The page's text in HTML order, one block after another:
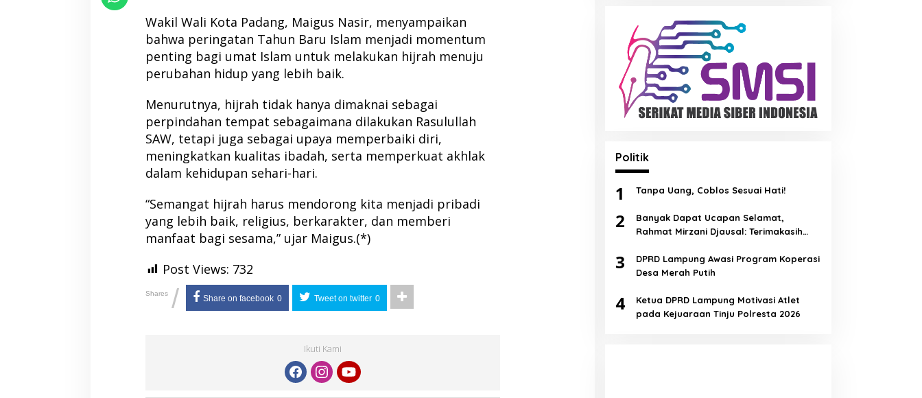
Wakil Wali Kota Padang, Maigus Nasir, menyampaikan
bahwa peringatan Tahun Baru Islam menjadi momentum
penting bagi umat Islam untuk melakukan hijrah menuju
perubahan hidup yang lebih baik.
Menurutnya, hijrah tidak hanya dimaknai sebagai
perpindahan tempat sebagaimana dilakukan Rasulullah
SAW, tetapi juga sebagai upaya memperbaiki diri,
meningkatkan kualitas ibadah, serta memperkuat akhlak
dalam kehidupan sehari-hari.
“Semangat hijrah harus mendorong kita menjadi pribadi
yang lebih baik, religius, berkarakter, dan memberi
manfaat bagi sesama,” ujar Maigus.(*)
Post Views: 732
Shares / Share on facebook 0 Tweet on twitter 0
Ikuti Kami
Politik
1 Tanpa Uang, Coblos Sesuai Hati!
2
Banyak Dapat Ucapan Selamat,
Rahmat Mirzani Djausal: Terimakasih
3
DPRD Lampung Awasi Program Koperasi
Desa Merah Putih
4
Ketua DPRD Lampung Motivasi Atlet
pada Kejuaraan Tinju Polresta 2026